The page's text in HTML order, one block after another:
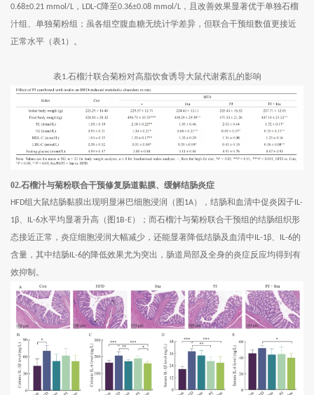
0.68±0.21 mmol/L ， LDL-C降至0.36±0.08 mmol/L ，且改善效果显著优于单独石榴
汁组、单独菊粉组；虽各组空腹血糖无统计学差异，但联合干预组数值更接近
正常水平（表1）。
表1.石榴汁联合菊粉对高脂饮食诱导大鼠代谢紊乱的影响
02.石榴汁与菊粉联合干预修复肠道黏膜、缓解结肠炎症
HFD组大鼠结肠黏膜出现明显淋巴细胞浸润（图 1A），结肠和血清中促炎因子IL-
1β、 IL-6水平均显著升高（图 1B-E）；而石榴汁与菊粉联合干预组的结肠组织形
态接近正常，炎症细胞浸润大幅减少，还能显著降低结肠及血清中IL-1β、 IL-6的
含量，其中结肠IL-6的降低效果尤为突出，肠道局部及全身的炎症反应均得到有
效抑制。